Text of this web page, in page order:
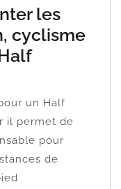
les
cyclisme
un Half
il permet de
pour
de